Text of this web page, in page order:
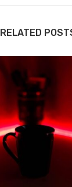
RELATED